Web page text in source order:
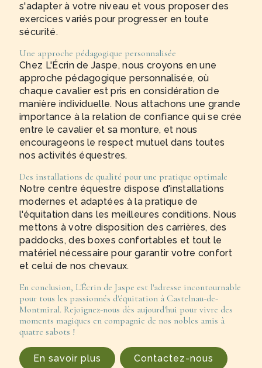
s'adapter à votre niveau et vous proposer des
exercices variés pour progresser en toute
sécurité.
Une approche pédagogique personnalisée
Chez L'Écrin de Jaspe, nous croyons en une
approche pédagogique personnalisée, où
chaque cavalier est pris en considération de
manière individuelle. Nous attachons une grande
importance à la relation de confiance qui se crée
entre le cavalier et sa monture, et nous
encourageons le respect mutuel dans toutes
nos activités équestres.
Des installations de qualité pour une pratique optimale
Notre centre équestre dispose d'installations
modernes et adaptées à la pratique de
l'équitation dans les meilleures conditions. Nous
mettons à votre disposition des carrières, des
paddocks, des boxes confortables et tout le
matériel nécessaire pour garantir votre confort
et celui de nos chevaux.
En conclusion, L'Écrin de Jaspe est l'adresse incontournable
pour tous les passionnés d'équitation à Castelnau-de-
Montmiral. Rejoignez-nous dès aujourd'hui pour vivre des
moments magiques en compagnie de nos nobles amis à
quatre sabots !
En savoir plus Contactez-nous